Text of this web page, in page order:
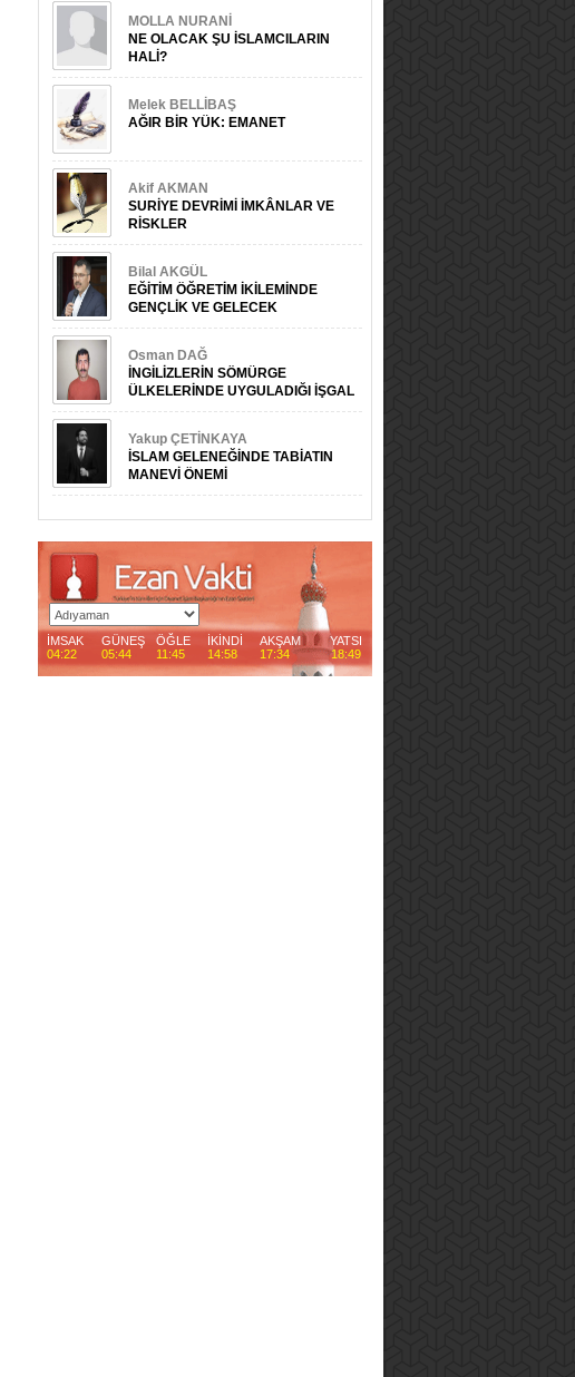
MOLLA NURANİ
NE OLACAK ŞU İSLAMCILARIN
HALİ?
Melek BELLİBAŞ
AĞIR BİR YÜK: EMANET
Akif AKMAN
SURİYE DEVRİMİ İMKÂNLAR VE
RİSKLER
Bilal AKGÜL
EĞİTİM ÖĞRETİM İKİLEMİNDE
GENÇLİK VE GELECEK
Osman DAĞ
İNGİLİZLERİN SÖMÜRGE
ÜLKELERİNDE UYGULADIĞI İŞGAL
ÖNCESİ FAALİYETLER
Yakup ÇETİNKAYA
İSLAM GELENEĞİNDE TABİATIN
MANEVİ ÖNEMİ
İMSAK GÜNEŞ ÖĞLE İKİNDİ AKŞAM
YATSI
04:22
05:44 11:45 14:58 17:34 18:49